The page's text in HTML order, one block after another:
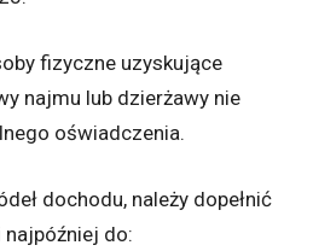
fizyczne uzyskujące
najmu lub dzierżawy nie
oświadczenia.
dochodu, należy dopełnić
do: